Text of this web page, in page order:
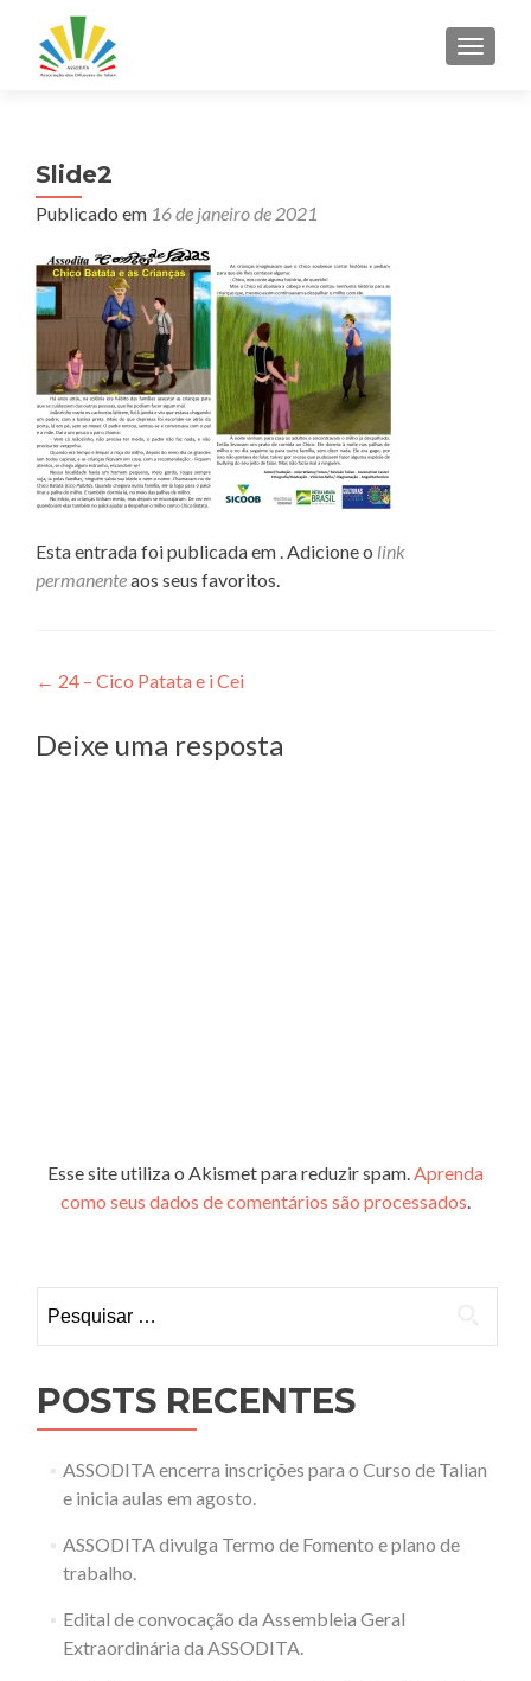
Slide2
Publicado em 16 de janeiro de 2021
Esta entrada foi publicada em . Adicione o link
permanenteaos seus favoritos.
Navegação
de
Post
← 24 – Cico Patata e i Cei
Deixe uma resposta
Esse site utiliza o Akismet para reduzir spam.Aprenda
como seus dados de comentários são processados.
por:
POSTS RECENTES
ASSODITA encerra inscrições para o Curso de Talian
e inicia aulas em agosto.
ASSODITA divulga Termo de Fomento e plano de
trabalho.
Edital de convocação da Assembleia Geral
Extraordinária da ASSODITA.